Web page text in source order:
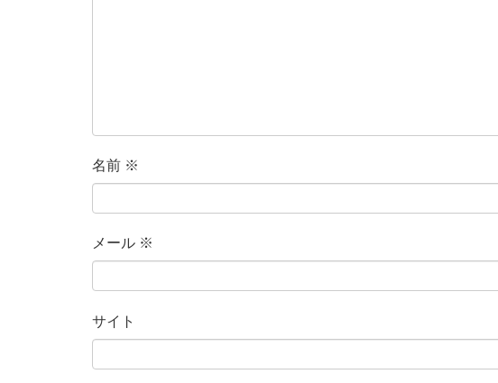
名前 ※
メール ※
サイト